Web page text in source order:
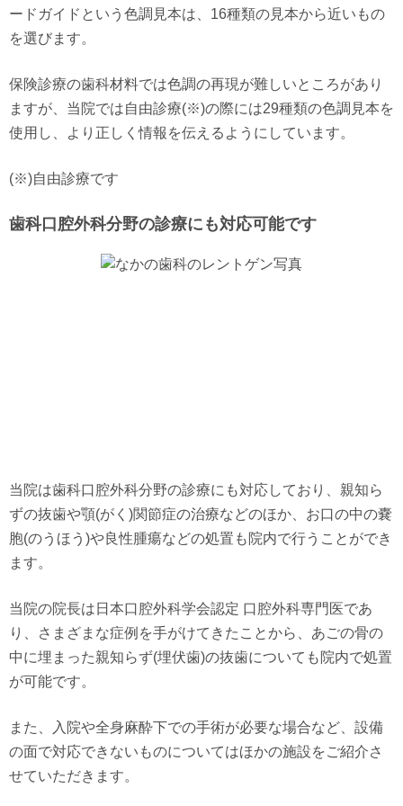
ードガイドという色調見本は、16種類の見本から近いもの
を選びます。
保険診療の歯科材料では色調の再現が難しいところがあり
ますが、当院では自由診療(※)の際には29種類の色調見本を
使用し、より正しく情報を伝えるようにしています。
(※)自由診療です
歯科口腔外科分野の診療にも対応可能です
当院は歯科口腔外科分野の診療にも対応しており、親知ら
ずの抜歯や顎(がく)関節症の治療などのほか、お口の中の嚢
胞(のうほう)や良性腫瘍などの処置も院内で行うことができ
ます。
当院の院長は日本口腔外科学会認定 口腔外科専門医であ
り、さまざまな症例を手がけてきたことから、あごの骨の
中に埋まった親知らず(埋伏歯)の抜歯についても院内で処置
が可能です。
また、入院や全身麻酔下での手術が必要な場合など、設備
の面で対応できないものについてはほかの施設をご紹介さ
せていただきます。